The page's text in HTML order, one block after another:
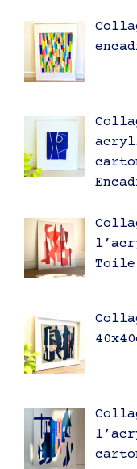
Toile